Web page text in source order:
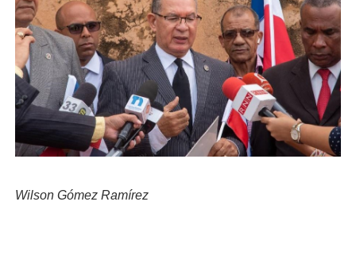
Wilson Gómez Ramírez